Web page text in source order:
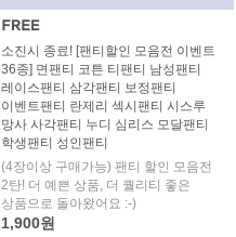
소진시 종료! [팬티할인 모음전 이벤트
36종] 면팬티 코튼 티팬티 남성팬티
레이스팬티 삼각팬티 보정팬티
이벤트팬티 란제리 섹시팬티 시스루
망사 사각팬티 누디 심리스 모달팬티
학생팬티 성인팬티
(4장이상 구매가능) 팬티 할인 모음전
2탄! 더 예쁜 상품, 더 퀄리티 좋은
상품으로 돌아왔어요 :-)
1,900원